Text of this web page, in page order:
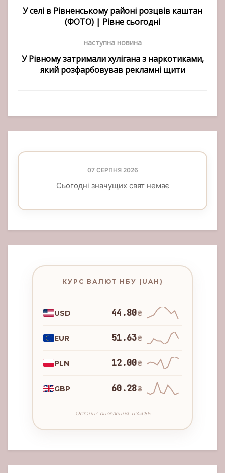
У селі в Рівненському районі розцвів каштан
(ФОТО) | Рівне сьогодні
наступна новина
У Рівному затримали хулігана з наркотиками,
який розфарбовував рекламні щити
07 СЕРПНЯ 2026
Сьогодні значущих свят немає
КУРС ВАЛЮТ НБУ (UAH)
USD 44.80₴
EUR 51.63₴
PLN 12.00₴
GBP 60.28₴
Останнє оновлення: 11:44:56